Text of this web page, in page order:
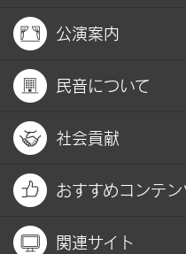
公演案内
民音について
社会貢献
おすすめコンテン
関連サイト